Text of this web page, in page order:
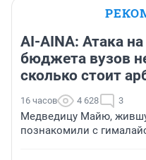
AI-AINA: Атака
бюджета вузов
сколько стоит
16 часов 4 628 3
Медведицу Майю,
познакомили с